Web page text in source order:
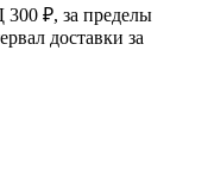
₽, за пределы
доставки за